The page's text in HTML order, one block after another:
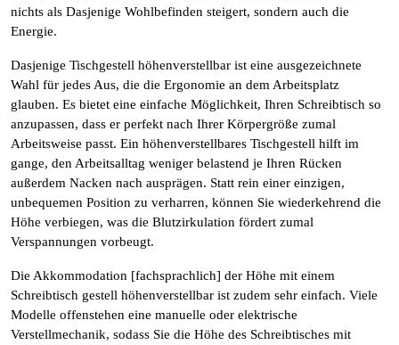
nichts als Dasjenige Wohlbefinden steigert, sondern auch die
Energie.
Dasjenige Tischgestell höhenverstellbar ist eine ausgezeichnete
Wahl für jedes Aus, die die Ergonomie an dem Arbeitsplatz
glauben. Es bietet eine einfache Möglichkeit, Ihren Schreibtisch so
anzupassen, dass er perfekt nach Ihrer Körpergröße zumal
Arbeitsweise passt. Ein höhenverstellbares Tischgestell hilft im
gange, den Arbeitsalltag weniger belastend je Ihren Rücken
außerdem Nacken nach ausprägen. Statt rein einer einzigen,
unbequemen Position zu verharren, können Sie wiederkehrend die
Höhe verbiegen, was die Blutzirkulation fördert zumal
Verspannungen vorbeugt.
Die Akkommodation [fachsprachlich] der Höhe mit einem
Schreibtisch gestell höhenverstellbar ist zudem sehr einfach. Viele
Modelle offenstehen eine manuelle oder elektrische
Verstellmechanik, sodass Sie die Höhe des Schreibtisches mit